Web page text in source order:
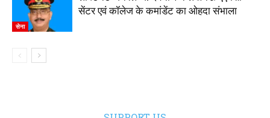
सेना
सेंटर एवं कॉलेज के कमांडेंट का ओहदा संभाला